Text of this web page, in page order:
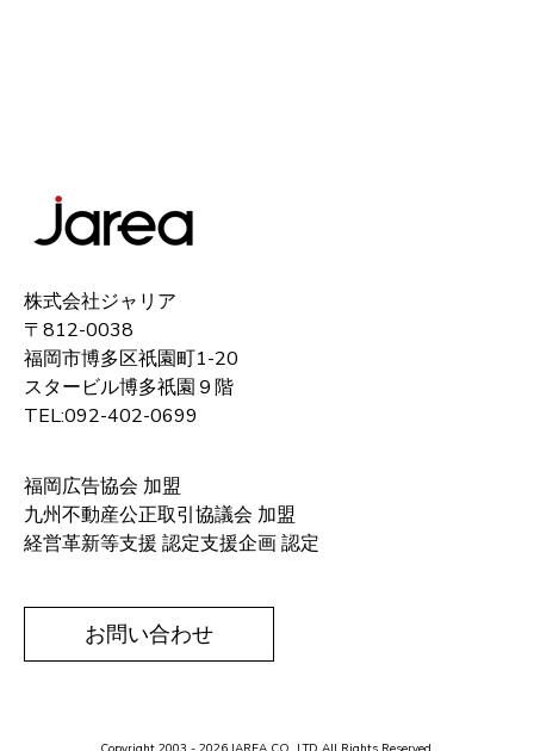
株式会社ジャリア
〒812-0038
福岡市博多区祇園町1-20
スタービル博多祇園９階
TEL:092-402-0699
福岡広告協会 加盟
九州不動産公正取引協議会 加盟
経営革新等支援 認定支援企画 認定
お問い合わせ